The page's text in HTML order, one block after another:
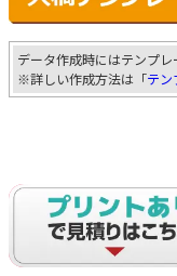
データ作成時にはテンプレ
※詳しい作成方法は「テン